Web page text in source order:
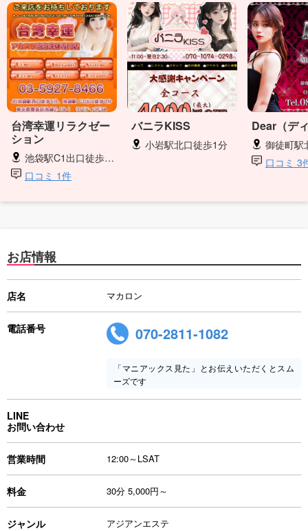
台湾幸運リラクゼー
ション
池袋駅C1出口徒歩0分
口コミ 1件
バニラKISS
小岩駅北口徒歩1分
Dear（デ
御徒町駅
口コミ 3
お店情報
店名 マカロン
電話番号 070-2811-1082
「マニアックス見た」とお伝えいただくとスム
ーズです
LINE
お問い合わせ
営業時間 12:00～LSAT
料金 30分 5,000円～
ジャンル アジアンエステ